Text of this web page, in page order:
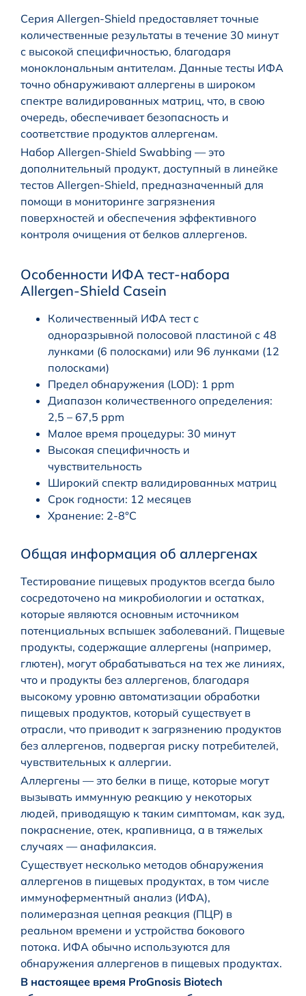
Серия Allergen-Shield предоставляет точные
количественные результаты в течение 30 минут
с высокой специфичностью, благодаря
моноклональным антителам. Данные тесты ИФА
точно обнаруживают аллергены в широком
спектре валидированных матриц, что, в свою
очередь, обеспечивает безопасность и
соответствие продуктов аллергенам.
Набор Allergen-Shield Swabbing — это
дополнительный продукт, доступный в линейке
тестов Allergen-Shield, предназначенный для
помощи в мониторинге загрязнения
поверхностей и обеспечения эффективного
контроля очищения от белков аллергенов.
Особенности ИФА тест-набора
Allergen-Shield Casein
Количественный ИФА тест с
одноразрывной полосовой пластиной с 48
лунками (6 полосками) или 96 лунками (12
полосками)
Предел обнаружения (LOD): 1 ppm
Диапазон количественного определения:
2,5 – 67,5 ppm
Малое время процедуры: 30 минут
Высокая специфичность и
чувствительность
Широкий спектр валидированных матриц
Срок годности: 12 месяцев
Хранение: 2-8°C
Общая информация об аллергенах
Тестирование пищевых продуктов всегда было
сосредоточено на микробиологии и остатках,
которые являются основным источником
потенциальных вспышек заболеваний. Пищевые
продукты, содержащие аллергены (например,
глютен), могут обрабатываться на тех же линиях,
что и продукты без аллергенов, благодаря
высокому уровню автоматизации обработки
пищевых продуктов, который существует в
отрасли, что приводит к загрязнению продуктов
без аллергенов, подвергая риску потребителей,
чувствительных к аллергии.
Аллергены — это белки в пище, которые могут
вызывать иммунную реакцию у некоторых
людей, приводящую к таким симптомам, как зуд,
покраснение, отек, крапивница, а в тяжелых
случаях — анафилаксия.
Существует несколько методов обнаружения
аллергенов в пищевых продуктах, в том числе
иммуноферментный анализ (ИФА),
полимеразная цепная реакция (ПЦР) в
реальном времени и устройства бокового
потока. ИФА обычно используются для
обнаружения аллергенов в пищевых продуктах.
В настоящее время ProGnosis Biotech